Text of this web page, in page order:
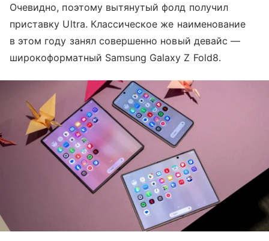
Очевидно, поэтому вытянутый фолд получил
приставку Ultra. Классическое же наименование
в этом году занял совершенно новый девайс —
широкоформатный Samsung Galaxy Z Fold8.